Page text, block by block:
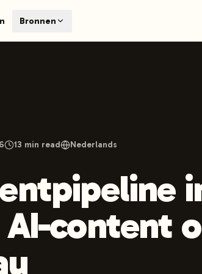
engines like ChatGPT, Claude, and
hours.
Bronnen
13 min read Nederlands
content